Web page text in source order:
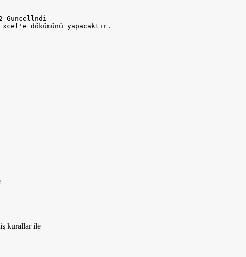
Güncellndi
dökümünü yapacaktır.
kurallar ile